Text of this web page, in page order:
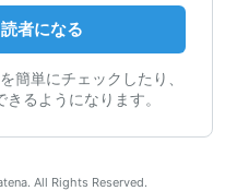
者になる
簡単にチェックしたり、
るようになります。
All Rights Reserved.